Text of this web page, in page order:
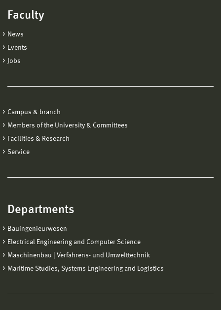
Faculty
News
Events
Jobs
Campus & branch
Members of the University & Committees
Facilities & Research
Service
Departments
Bauingenieurwesen
Electrical Engineering and Computer Science
Maschinenbau | Verfahrens- und Umwelttechnik
Maritime Studies, Systems Engineering and Logistics